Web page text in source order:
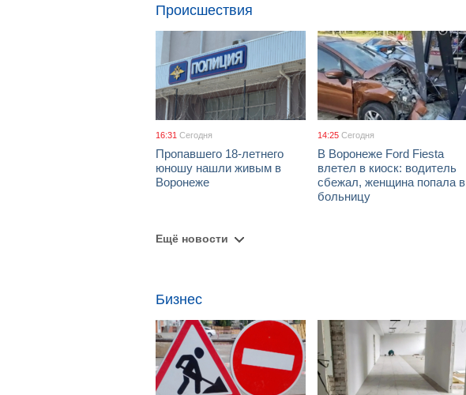
Происшествия
16:31 Сегодня
Пропавшего 18-летнего
юношу нашли живым в
Воронеже
14:25 Сегодня
В Воронеже Ford Fiesta
влетел в киоск: водитель
сбежал, женщина попала в
больницу
Ещё новости
Бизнес